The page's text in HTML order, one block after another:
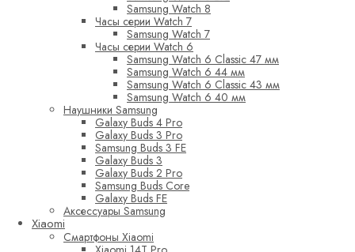
Samsung Watch 8
Часы серии Watch 7
Samsung Watch 7
Часы серии Watch 6
Samsung Watch 6 Classic 47 мм
Samsung Watch 6 44 мм
Samsung Watch 6 Classic 43 мм
Samsung Watch 6 40 мм
Наушники Samsung
Galaxy Buds 4 Pro
Galaxy Buds 3 Pro
Samsung Buds 3 FE
Galaxy Buds 3
Galaxy Buds 2 Pro
Samsung Buds Core
Galaxy Buds FE
Аксессуары Samsung
Xiaomi
Смартфоны Xiaomi